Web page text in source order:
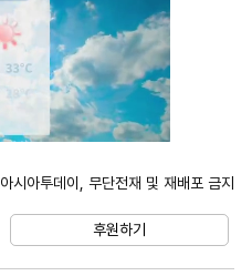
시아투데이, 무단전재 및 재배포 금지
후원하기